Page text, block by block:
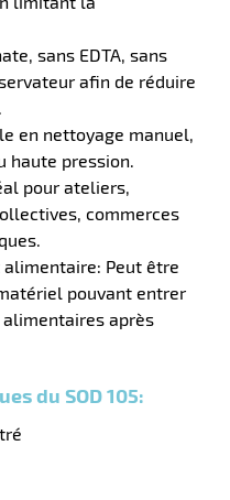
sans EDTA, sans
afin de réduire
en nettoyage manuel,
haute pression.
pour ateliers,
commerces
Peut être
pouvant entrer
après
du SOD 105: